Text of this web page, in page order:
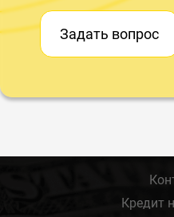
Задать вопрос
Кредит